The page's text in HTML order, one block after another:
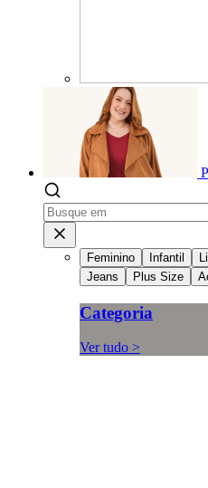
Feminino Infantil
Jeans
Plus Size
Categoria
Ver tudo >